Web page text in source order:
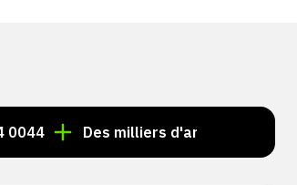
Des milliers d'articles toujours en